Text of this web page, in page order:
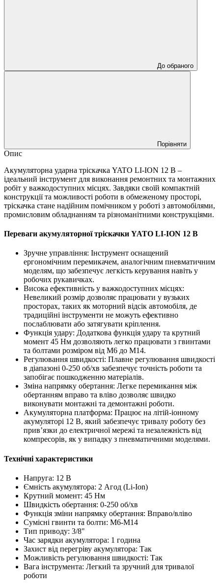
До обраного
Порівняти
Опис
Акумуляторна ударна тріскачка YATO LI-ION 12 В –
ідеальний інструмент для виконання ремонтних та монтажних
робіт у важкодоступних місцях. Завдяки своїй компактній
конструкції та можливості роботи в обмеженому просторі,
тріскачка стане надійним помічником у роботі з автомобілями,
промисловим обладнанням та різноманітними конструкціями.
Переваги акумуляторної тріскачки YATO LI-ION 12 В
Зручне управління: Інструмент оснащений
ергономічним перемикачем, аналогічним пневматичним
моделям, що забезпечує легкість керування навіть у
робочих рукавичках.
Висока ефективність у важкодоступних місцях:
Невеликий розмір дозволяє працювати у вузьких
просторах, таких як моторний відсік автомобіля, де
традиційні інструменти не можуть ефективно
послаблювати або затягувати кріплення.
Функція удару: Додаткова функція удару та крутний
момент 45 Нм дозволяють легко працювати з гвинтами
та болтами розміром від M6 до M14.
Регулювання швидкості: Плавне регулювання швидкості
в діапазоні 0-250 об/хв забезпечує точність роботи та
запобігає пошкодженню матеріалів.
Зміна напрямку обертання: Легке перемикання між
обертанням вправо та вліво дозволяє швидко
виконувати монтажні та демонтажні роботи.
Акумуляторна платформа: Працює на літій-іонному
акумуляторі 12 В, який забезпечує тривалу роботу без
прив’язки до електричної мережі та незалежність від
компресорів, як у випадку з пневматичними моделями.
Технічні характеристики
Напруга: 12 В
Ємність акумулятора: 2 Агод (Li-Ion)
Крутний момент: 45 Нм
Швидкість обертання: 0-250 об/хв
Функція зміни напрямку обертання: Вправо/вліво
Сумісні гвинти та болти: M6-M14
Тип приводу: 3/8"
Час зарядки акумулятора: 1 година
Захист від перегріву акумулятора: Так
Можливість регулювання швидкості: Так
Вага інструмента: Легкий та зручний для тривалої
роботи